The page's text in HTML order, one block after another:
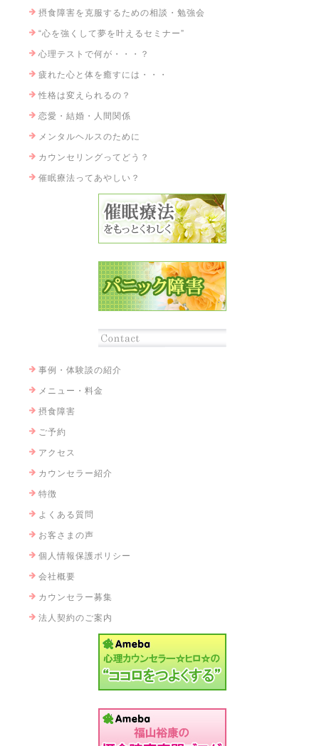
摂食障害を克服するための相談・勉強会
“心を強くして夢を叶えるセミナー”
心理テストで何が・・・？
疲れた心と体を癒すには・・・
性格は変えられるの？
恋愛・結婚・人間関係
メンタルヘルスのために
カウンセリングってどう？
催眠療法ってあやしい？
事例・体験談の紹介
メニュー・料金
摂食障害
ご予約
アクセス
カウンセラー紹介
特徴
よくある質問
お客さまの声
個人情報保護ポリシー
会社概要
カウンセラー募集
法人契約のご案内